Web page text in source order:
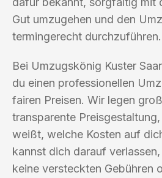
Gut umzugehen und den
termingerecht durchzuführen.
Bei Umzugskönig Kuster
du einen professionellen
fairen Preisen. Wir legen
transparente
weißt, welche Kosten auf
kannst dich darauf
keine versteckten Gebühren